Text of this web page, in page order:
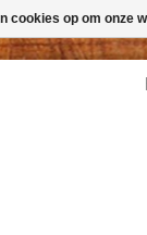
cookies op om onze